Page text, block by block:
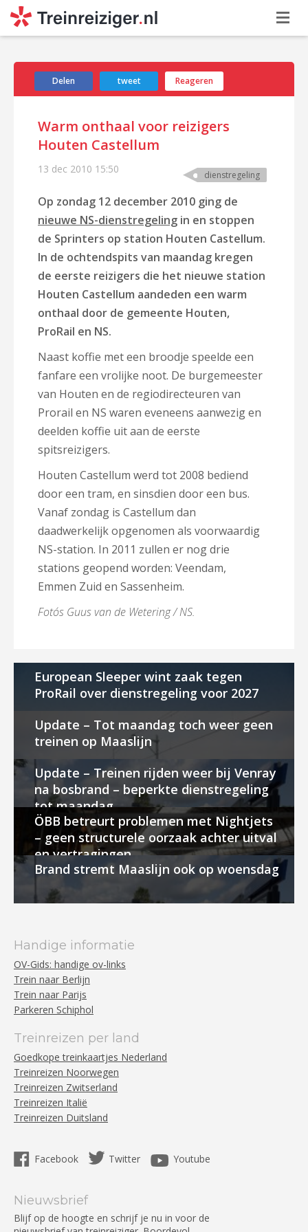
Delen tweet Reageren
Warm onthaal voor reizigers
Houten Castellum
13 dec 2010 15:50 dienstregeling
Op zondag 12 december 2010 ging de
nieuwe NS-dienstregeling in en stoppen
de Sprinters op station Houten Castellum.
In de ochtendspits van maandag kregen
de eerste reizigers die het nieuwe station
Houten Castellum aandeden een warm
onthaal door de gemeente Houten,
ProRail en NS.
Naast koffie met een broodje speelde een
fanfare een vrolijke noot. De burgemeester
van Houten en de regiodirecteuren van
Prorail en NS waren eveneens aanwezig en
deelden koffie uit aan de eerste
spitsreizigers.
Houten Castellum werd tot 2008 bediend
door een tram, en sinsdien door een bus.
Vanaf zondag is Castellum dan
daadwerkelijk opgenomen als voorwaardig
NS-station. In 2011 zullen er nog drie
stations geopend worden: Veendam,
Emmen Zuid en Sassenheim.
Foto´s Guus van de Wetering / NS.
European Sleeper wint zaak tegen
ProRail over dienstregeling voor 2027
Update – Tot maandag toch weer geen
treinen op Maaslijn
Update – Treinen rijden weer bij Venray
na bosbrand – beperkte dienstregeling
tot maandag
ÖBB betreurt problemen met Nightjets
– geen structurele oorzaak achter uitval
en vertragingen
Brand stremt Maaslijn ook op woensdag
Handige informatie
OV-Gids: handige ov-links
Trein naar Berlijn
Trein naar Parijs
Parkeren Schiphol
Treinreizen per land
Goedkope treinkaartjes Nederland
Treinreizen Noorwegen
Treinreizen Zwitserland
Treinreizen Italië
Treinreizen Duitsland
Facebook Twitter Youtube
Nieuwsbrief
Blijf op de hoogte en schrijf je nu in voor de